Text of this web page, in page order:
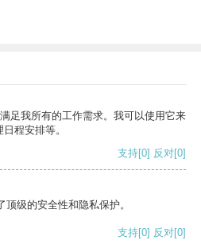
足我所有的工作需求。我可以使用它来
程安排等。
支持[0] 反对[0]
级的安全性和隐私保护。
支持[0] 反对[0]